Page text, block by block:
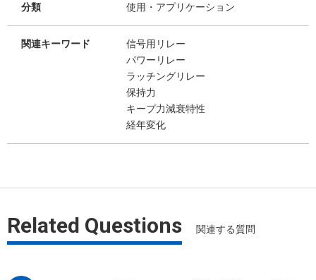
分類 使用・アプリケーション
関連キーワード
信号用リレー
パワーリレー
ラッチングリレー
保持力
キープ力減衰特性
経年変化
Related Questions 関連する質問